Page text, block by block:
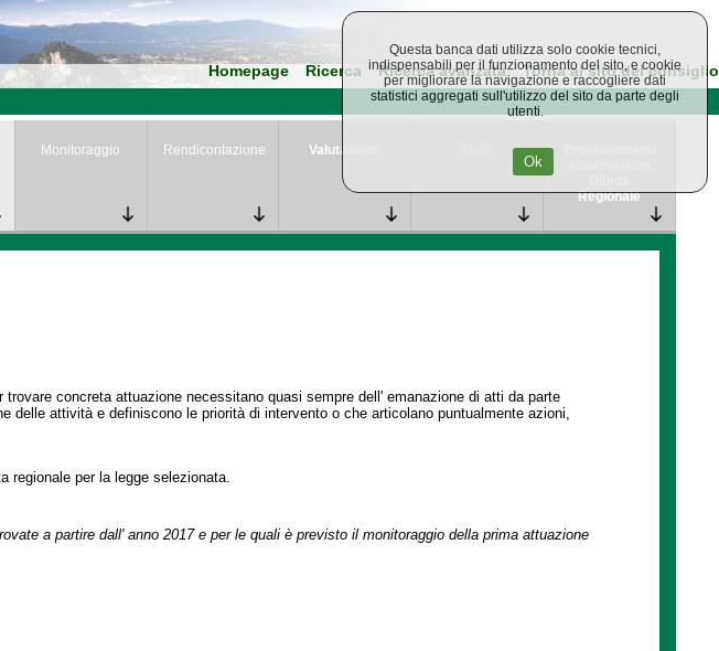
Homepage Ricerca Ricerca avanzata Torna al sito del consiglio
Monitoraggio Rendicontazione Valutazione
Regionale
concreta attuazione necessitano quasi sempre dell' emanazione di atti da parte
delle attività e definiscono le priorità di intervento o che articolano puntualmente azioni,
regionale per la legge selezionata.
a partire dall' anno 2017 e per le quali è previsto il monitoraggio della prima attuazione
Questa banca dati utilizza solo cookie tecnici,
indispensabili per il funzionamento del sito, e cookie
per migliorare la navigazione e raccogliere dati
statistici aggregati sull'utilizzo del sito da parte degli
utenti.
Ok